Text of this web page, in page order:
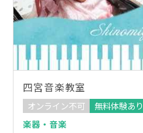
四宮音楽教室
オンライン不可
無料体験あり
楽器・音楽